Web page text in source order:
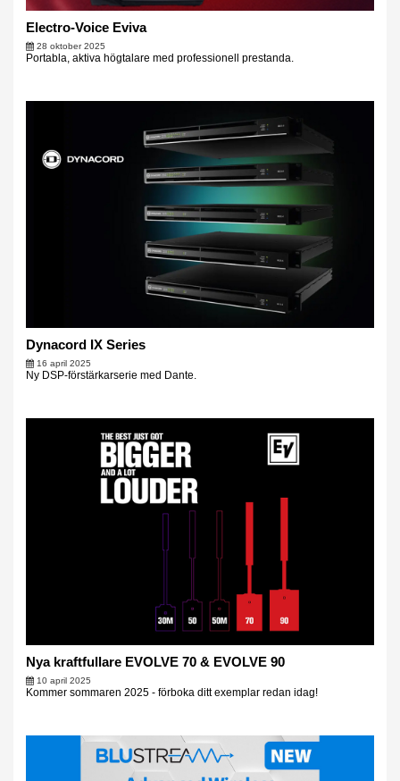
Electro-Voice Eviva
28 oktober 2025
Portabla, aktiva högtalare med professionell prestanda.
Dynacord IX Series
16 april 2025
Ny DSP-förstärkarserie med Dante.
Nya kraftfullare EVOLVE 70 & EVOLVE 90
10 april 2025
Kommer sommaren 2025 - förboka ditt exemplar redan idag!